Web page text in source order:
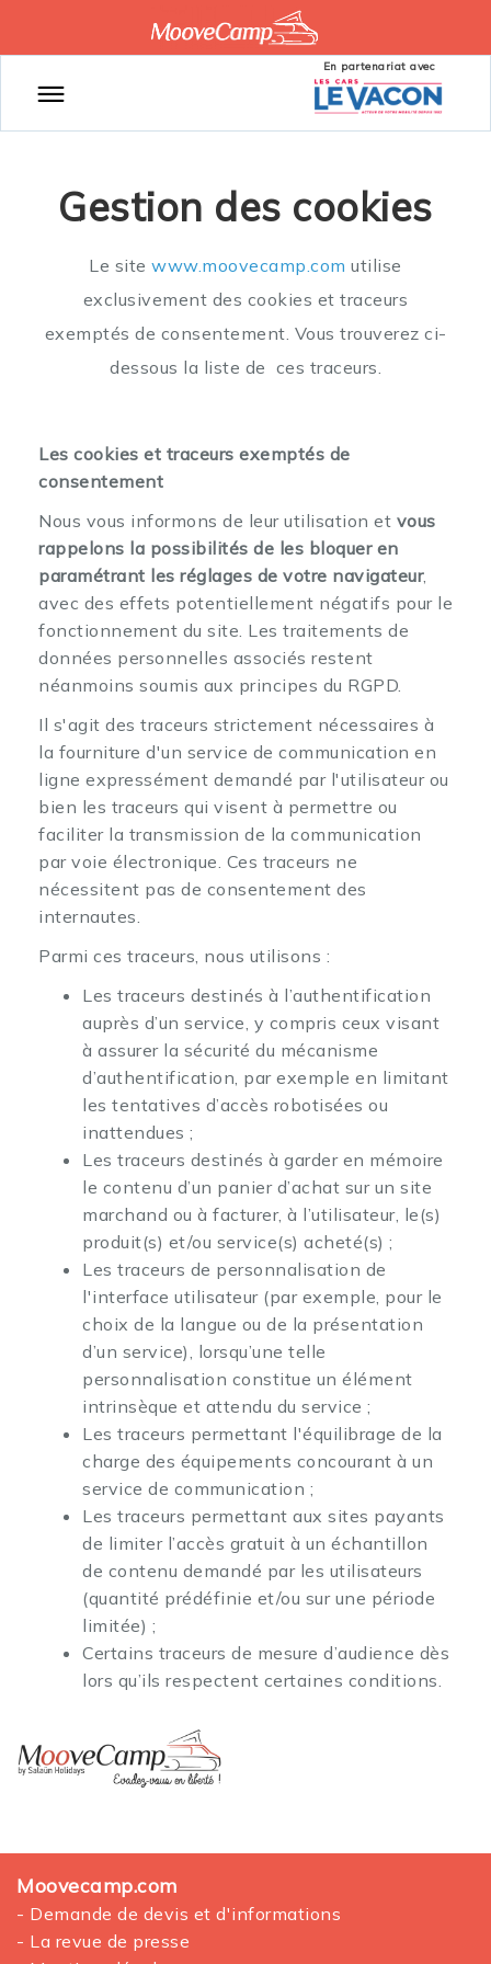
En partenariat avec
Gestion des cookies
Le sitewww.moovecamp.com utilise
exclusivement des cookies et traceurs
exemptés de consentement. Vous trouverez ci-
dessous la liste de ces traceurs.
Les cookies et traceurs exemptés de
consentement
Nous vous informons de leur utilisation et vous
rappelons la possibilités de les bloquer en
paramétrant les réglages de votre navigateur,
avec des effets potentiellement négatifs pour le
fonctionnement du site. Les traitements de
données personnelles associés restent
néanmoins soumis aux principes du RGPD.
Il s'agit des traceurs strictement nécessaires à
la fourniture d'un service de communication en
ligne expressément demandé par l'utilisateur ou
bien les traceurs qui visent à permettre ou
faciliter la transmission de la communication
par voie électronique. Ces traceurs ne
nécessitent pas de consentement des
internautes.
Parmi ces traceurs, nous utilisons :
Les traceurs destinés à l’authentification
auprès d’un service, y compris ceux visant
à assurer la sécurité du mécanisme
d’authentification, par exemple en limitant
les tentatives d’accès robotisées ou
inattendues ;
Les traceurs destinés à garder en mémoire
le contenu d’un panier d’achat sur un site
marchand ou à facturer, à l’utilisateur, le(s)
produit(s) et/ou service(s) acheté(s) ;
Les traceurs de personnalisation de
l'interface utilisateur (par exemple, pour le
choix de la langue ou de la présentation
d’un service), lorsqu’une telle
personnalisation constitue un élément
intrinsèque et attendu du service ;
Les traceurs permettant l'équilibrage de la
charge des équipements concourant à un
service de communication ;
Les traceurs permettant aux sites payants
de limiter l’accès gratuit à un échantillon
de contenu demandé par les utilisateurs
(quantité prédéfinie et/ou sur une période
limitée) ;
Certains traceurs de mesure d’audience dès
lors qu’ils respectent certaines conditions.
Moovecamp.com
- Demande de devis et d'informations
- La revue de presse